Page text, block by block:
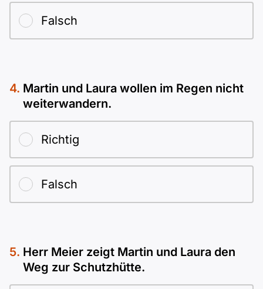
Falsch
Martin und Laura wollen im Regen nicht
weiterwandern.
Richtig
Falsch
Herr Meier zeigt Martin und Laura den
Weg zur Schutzhütte.